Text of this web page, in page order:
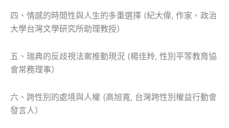
四、情感的時間性與人生的多重選擇 (紀大偉, 作家、政治
大學台灣文學研究所助理教授）
五、瑞典的反歧視法案推動現況 (楊佳羚, 性別平等教育協
會常務理事）
六、跨性別的處境與人權 (高旭寬, 台灣跨性別權益行動會
發言人）